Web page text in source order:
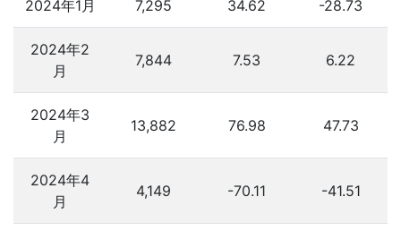
2024年1月 7,295 34.62 -28.73
2024年2
月
7,844 7.53 6.22
2024年3
月
13,882 76.98 47.73
2024年4
月
4,149 -70.11 -41.51